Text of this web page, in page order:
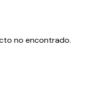
no encontrado.